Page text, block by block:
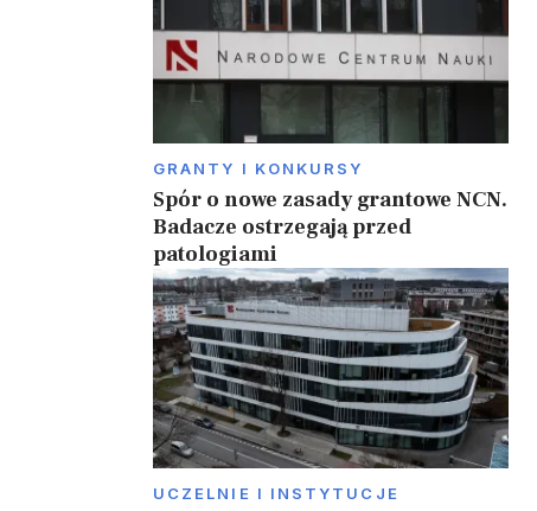
GRANTY I KONKURSY
Spór o nowe zasady grantowe NCN.
Badacze ostrzegają przed
patologiami
UCZELNIE I INSTYTUCJE